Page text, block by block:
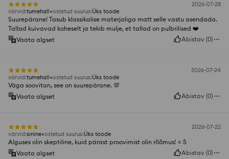
2026-07-28
värvid:tumehall ostetud suurus:Üks toode
Suurepärane! Tasub klassikalise materjaliga matt selle vastu asendada.
Tallad kuivavad koheselt ja tekib mulje, et tallad on pulbrilised ❤️
Vaata algset
Abistav (0)
2026-07-24
värvid:tumehall ostetud suurus:Üks toode
Väga soovitan, see on suurepärane. 💯
Vaata algset
Abistav (0)
2026-07-22
värvid:sinine ostetud suurus:Üks toode
Alguses olin skeptiline, kuid pärast proovimist olin rõõmus! ⭐️ 5
Vaata algset
Abistav (0)